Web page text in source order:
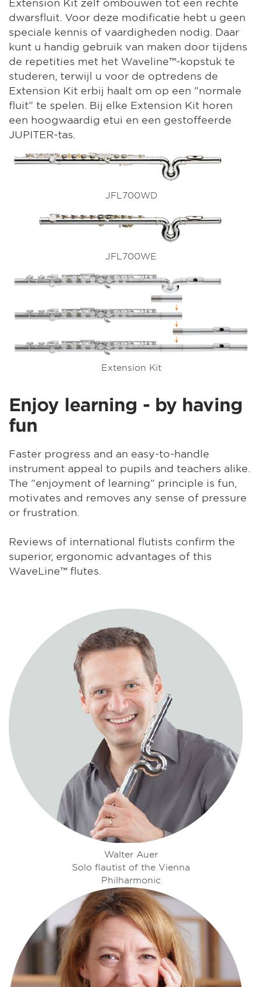
dwarsfluit. Voor deze modificatie hebt u geen
speciale kennis of vaardigheden nodig. Daar
kunt u handig gebruik van maken door tijdens
de repetities met het Waveline™-kopstuk te
studeren, terwijl u voor de optredens de
Extension Kit erbij haalt om op een "normale
fluit" te spelen. Bij elke Extension Kit horen
een hoogwaardig etui en een gestoffeerde
JUPITER-tas.
JFL700WD
JFL700WE
Extension Kit
Enjoy learning - by having
fun
Faster progress and an easy-to-handle
instrument appeal to pupils and teachers alike.
The "enjoyment of learning" principle is fun,
motivates and removes any sense of pressure
or frustration.
Reviews of international flutists confirm the
superior, ergonomic advantages of this
WaveLine™ flutes.
Walter Auer
Solo flautist of the Vienna
Philharmonic